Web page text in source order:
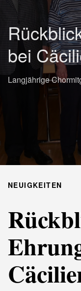
bei
Langjährige
NEUIGKEITEN